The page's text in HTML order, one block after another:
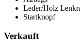
Leder/Holz
Startknopf
Verkauft